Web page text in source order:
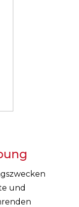
und